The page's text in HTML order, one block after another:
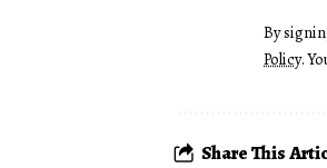
By
Policy.
Share This